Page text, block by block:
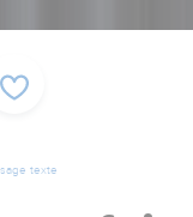
texte